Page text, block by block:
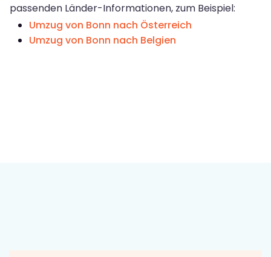
passenden Länder-Informationen, zum Beispiel:
Umzug von Bonn nach Österreich
Umzug von Bonn nach Belgien